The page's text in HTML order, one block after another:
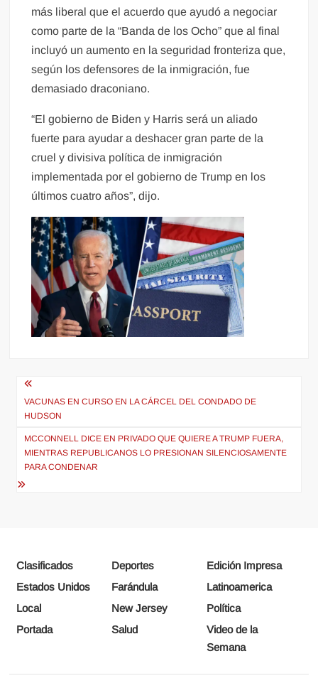
más liberal que el acuerdo que ayudó a negociar
como parte de la “Banda de los Ocho” que al final
incluyó un aumento en la seguridad fronteriza que,
según los defensores de la inmigración, fue
demasiado draconiano.
“El gobierno de Biden y Harris será un aliado
fuerte para ayudar a deshacer gran parte de la
cruel y divisiva política de inmigración
implementada por el gobierno de Trump en los
últimos cuatro años”, dijo.
Navegación
de
entradas
VACUNAS EN CURSO EN LA CÁRCEL DEL CONDADO DE
HUDSON
MCCONNELL DICE EN PRIVADO QUE QUIERE A TRUMP FUERA,
MIENTRAS REPUBLICANOS LO PRESIONAN SILENCIOSAMENTE
PARA CONDENAR
Clasificados Deportes
Edición Impresa
Estados Unidos
Farándula
Latinoamerica
Local
New Jersey
Política
Portada
Salud
Video de la
Semana